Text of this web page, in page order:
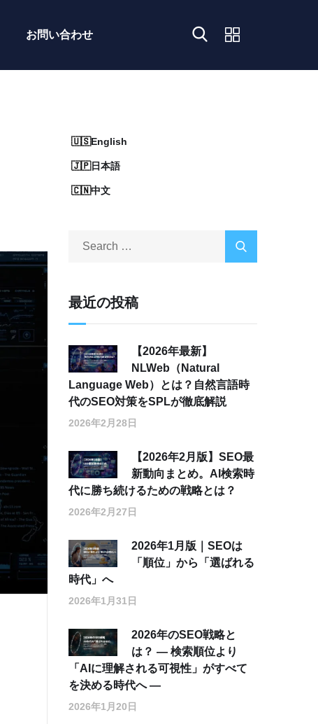
お問い合わせ
English
日本語
中文
最近の投稿
【2026年最新】
NLWeb（Natural
Language Web）とは？自然言語時
代のSEO対策をSPLが徹底解説
2026年2月28日
【2026年2月版】SEO最
新動向まとめ。AI検索時
代に勝ち続けるための戦略とは？
2026年2月27日
2026年1月版｜SEOは
「順位」から「選ばれる
時代」へ
2026年1月31日
2026年のSEO戦略と
は？ ― 検索順位より
「AIに理解される可視性」がすべて
を決める時代へ ―
2026年1月20日